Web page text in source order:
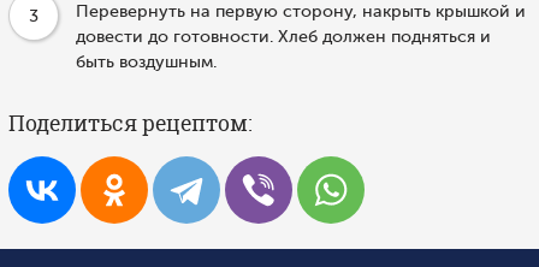
3
Перевернуть на первую сторону, накрыть крышкой и
довести до готовности. Хлеб должен подняться и
быть воздушным.
Поделиться рецептом: